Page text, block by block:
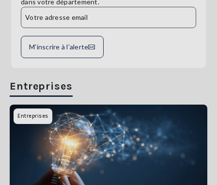
M'inscrire à l’alerte
Entreprises
Entreprises